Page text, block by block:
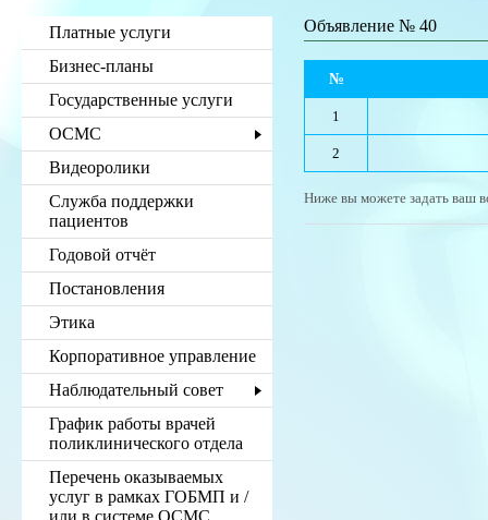
Платные услуги
Бизнес-планы
Государственные услуги
ОСМС
Видеоролики
Служба поддержки
пациентов
Годовой отчёт
Постановления
Этика
Корпоративное управление
Наблюдательный совет
График работы врачей
поликлинического отдела
Перечень оказываемых
услуг в рамках ГОБМП и /
или в системе ОСМС
Объявление № 40
№
1
2
Ниже вы можете задать ваш